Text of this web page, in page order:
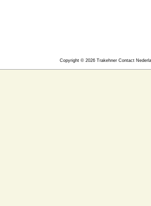
Copyright © 2026 Trakehner Contact